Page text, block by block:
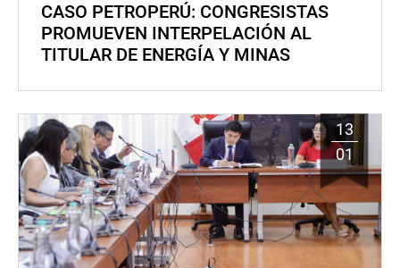
CASO PETROPERÚ: CONGRESISTAS
PROMUEVEN INTERPELACIÓN AL
TITULAR DE ENERGÍA Y MINAS
13
01